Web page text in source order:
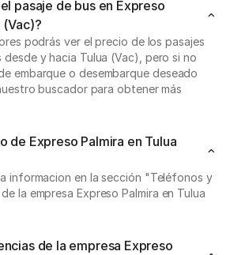
pasaje de bus en Expreso
(Vac)?
podrás ver el precio de los pasajes
desde y hacia Tulua (Vac), pero si no
embarque o desembarque deseado
buscador para obtener más
de Expreso Palmira en Tulua
informacion en la sección "Teléfonos y
la empresa Expreso Palmira en Tulua
de la empresa Expreso